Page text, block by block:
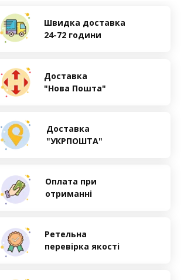
Оплата при
отриманні
Ретельна
перевірка якості
Швидка доставка
24-72 години
Доставка
"Нова Пошта"
Доставка
"УКРПОШТА"